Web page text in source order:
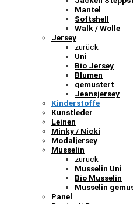
Mantel
Softshell
Walk / Wolle
Jersey
zurück
Uni
Bio Jersey
Blumen
gemustert
Jeansjersey
Kinderstoffe
Kunstleder
Leinen
Minky / Nicki
Modaljersey
Musselin
zurück
Musselin Uni
Bio Musselin
Musselin
Panel